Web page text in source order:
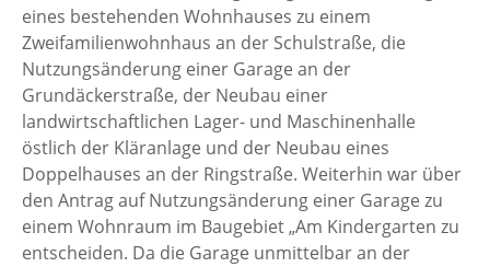
eines bestehenden Wohnhauses zu einem
Zweifamilienwohnhaus an der Schulstraße, die
Nutzungsänderung einer Garage an der
Grundäckerstraße, der Neubau einer
landwirtschaftlichen Lager- und Maschinenhalle
östlich der Kläranlage und der Neubau eines
Doppelhauses an der Ringstraße. Weiterhin war über
den Antrag auf Nutzungsänderung einer Garage zu
einem Wohnraum im Baugebiet „Am Kindergarten zu
entscheiden. Da die Garage unmittelbar an der